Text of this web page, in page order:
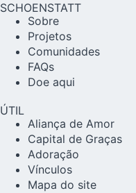
SCHOENSTATT
Sobre
Projetos
Comunidades
FAQs
Doe aqui
ÚTIL
Aliança de Amor
Capital de Graças
Adoração
Vínculos
Mapa do site